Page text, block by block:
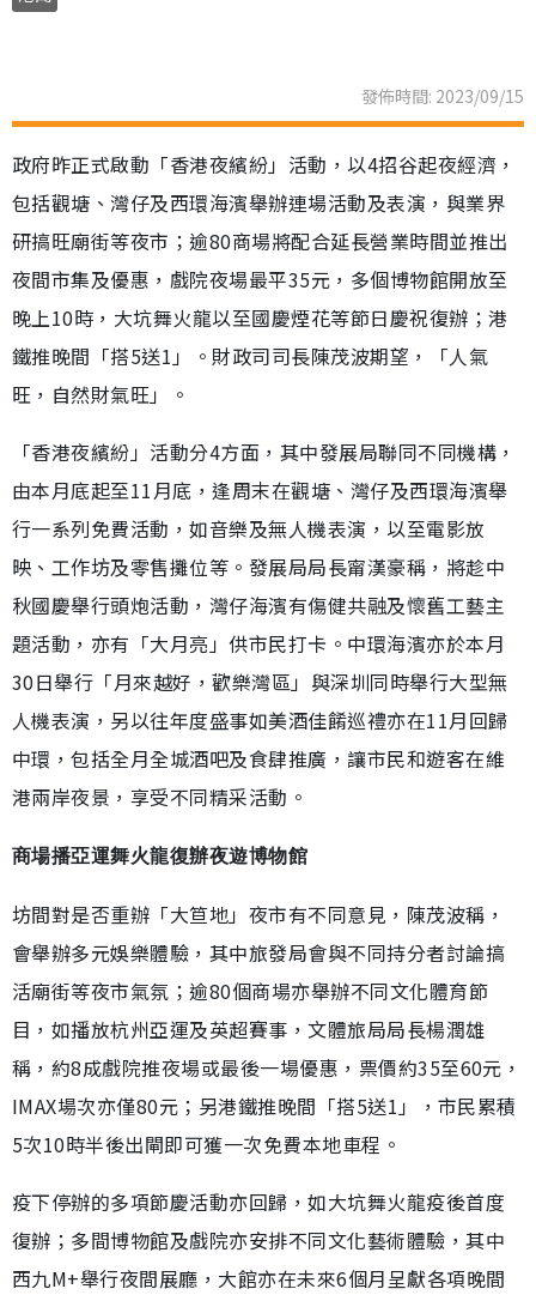
發佈時間: 2023/09/15
政府昨正式啟動「香港夜繽紛」活動，以4招谷起夜經濟，
包括觀塘、灣仔及西環海濱舉辦連場活動及表演，與業界
研搞旺廟街等夜市；逾80商場將配合延長營業時間並推出
夜間市集及優惠，戲院夜場最平35元，多個博物館開放至
晚上10時，大坑舞火龍以至國慶煙花等節日慶祝復辦；港
鐵推晚間「搭5送1」。財政司司長陳茂波期望，「人氣
旺，自然財氣旺」。
「香港夜繽紛」活動分4方面，其中發展局聯同不同機構，
由本月底起至11月底，逢周末在觀塘、灣仔及西環海濱舉
行一系列免費活動，如音樂及無人機表演，以至電影放
映、工作坊及零售攤位等。發展局局長甯漢豪稱，將趁中
秋國慶舉行頭炮活動，灣仔海濱有傷健共融及懷舊工藝主
題活動，亦有「大月亮」供市民打卡。中環海濱亦於本月
30日舉行「月來越好，歡樂灣區」與深圳同時舉行大型無
人機表演，另以往年度盛事如美酒佳餚巡禮亦在11月回歸
中環，包括全月全城酒吧及食肆推廣，讓市民和遊客在維
港兩岸夜景，享受不同精采活動。
商場播亞運舞火龍復辦夜遊博物館
坊間對是否重辦「大笪地」夜市有不同意見，陳茂波稱，
會舉辦多元娛樂體驗，其中旅發局會與不同持分者討論搞
活廟街等夜市氣氛；逾80個商場亦舉辦不同文化體育節
目，如播放杭州亞運及英超賽事，文體旅局局長楊潤雄
稱，約8成戲院推夜場或最後一場優惠，票價約35至60元，
IMAX場次亦僅80元；另港鐵推晚間「搭5送1」，市民累積
5次10時半後出閘即可獲一次免費本地車程。
疫下停辦的多項節慶活動亦回歸，如大坑舞火龍疫後首度
復辦；多間博物館及戲院亦安排不同文化藝術體驗，其中
西九M+舉行夜間展廳，大館亦在未來6個月呈獻各項晚間